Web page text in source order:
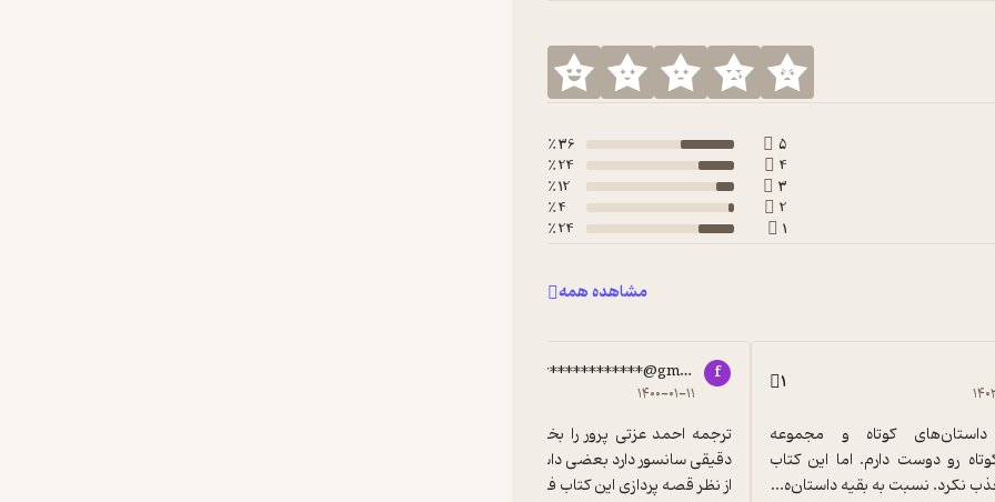
بیشتر داستان‌های کتابزندگی عزیزهم در روستای وینگ‌هام در
موضوعاتی هستند.
در این داستان به شخصیت‌هایش نشان
دیگر درگیر آن موضوع می‌مانند...
5
36 ٪
4
24 ٪
3
12 ٪
2
4 ٪
1
24 ٪
مشاهده همه
۲۰ 1
نکرد. نسبت به بقیه داستان‌ه...
f
far************@gmail.com
۱۴۰۰-۰۱-۱۱
از نظر قصه پردازی این کتاب فوق ا...